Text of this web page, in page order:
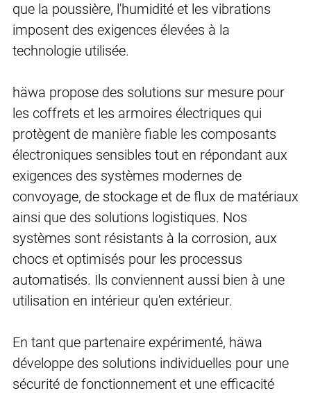
que la poussière, l'humidité et les vibrations
imposent des exigences élevées à la
technologie utilisée.
häwa propose des solutions sur mesure pour
les coffrets et les armoires électriques qui
protègent de manière fiable les composants
électroniques sensibles tout en répondant aux
exigences des systèmes modernes de
convoyage, de stockage et de flux de matériaux
ainsi que des solutions logistiques. Nos
systèmes sont résistants à la corrosion, aux
chocs et optimisés pour les processus
automatisés. Ils conviennent aussi bien à une
utilisation en intérieur qu'en extérieur.
En tant que partenaire expérimenté, häwa
développe des solutions individuelles pour une
sécurité de fonctionnement et une efficacité